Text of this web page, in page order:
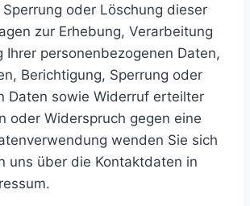
oder Löschung dieser
zur Erhebung, Verarbeitung
Ihrer personenbezogenen Daten,
Berichtigung, Sperrung oder
Daten sowie Widerruf erteilter
oder Widerspruch gegen eine
wenden Sie sich
uns über die Kontaktdaten in